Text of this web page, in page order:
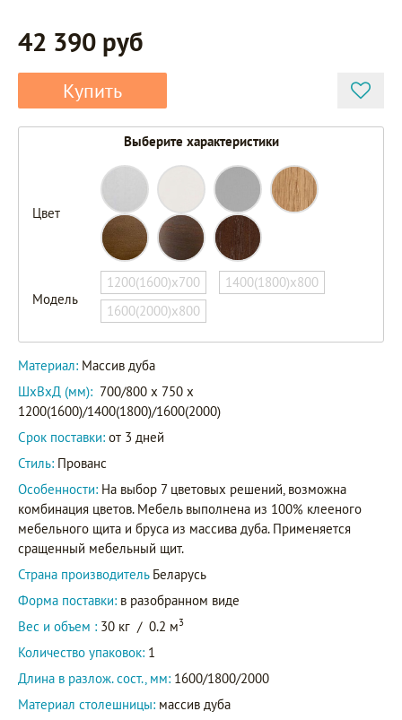
42 390 руб
Купить
Выберите характеристики
Цвет
Модель
1200(1600)х700
1400(1800)х800
1600(2000)х800
Материал: Массив дуба
ШxВxД (мм): 700/800 x 750 x
1200(1600)/1400(1800)/1600(2000)
Срок поставки: от 3 дней
Стиль: Прованс
Особенности: На выбор 7 цветовых решений, возможна
комбинация цветов. Мебель выполнена из 100% клееного
мебельного щита и бруса из массива дуба. Применяется
сращенный мебельный щит.
Страна производитель Беларусь
Форма поставки: в разобранном виде
Вес и объем : 30 кг / 0.2 м3
Количество упаковок: 1
Длина в разлож. сост., мм: 1600/1800/2000
Материал столешницы: массив дуба